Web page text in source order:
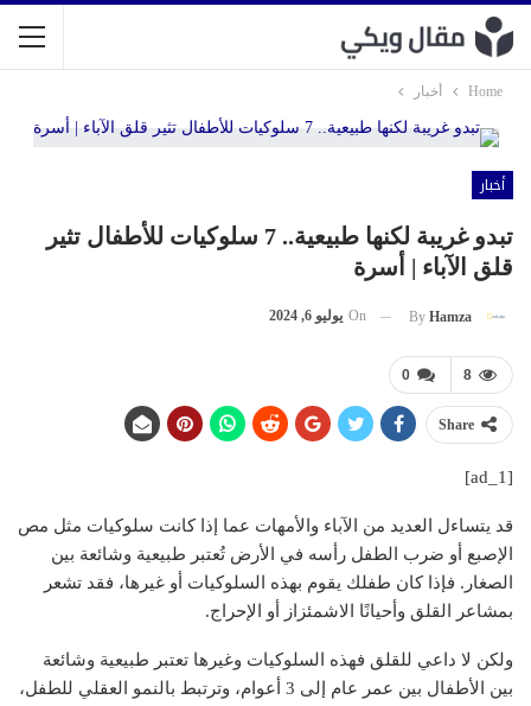
Home أخبار
أخبار
تبدو غريبة لكنها طبيعية.. 7 سلوكيات للأطفال تثير
قلق الآباء | أسرة
By Hamza
On يوليو 6, 2024
0 8
Share
[ad_1]
قد يتساءل العديد من الآباء والأمهات عما إذا كانت سلوكيات مثل مص
الإصبع أو ضرب الطفل رأسه في الأرض تُعتبر طبيعية وشائعة بين
الصغار. فإذا كان طفلك يقوم بهذه السلوكيات أو غيرها، فقد تشعر
بمشاعر القلق وأحيانًا الاشمئزاز أو الإحراج.
ولكن لا داعي للقلق فهذه السلوكيات وغيرها تعتبر طبيعية وشائعة
بين الأطفال بين عمر عام إلى 3 أعوام، وترتبط بالنمو العقلي للطفل،